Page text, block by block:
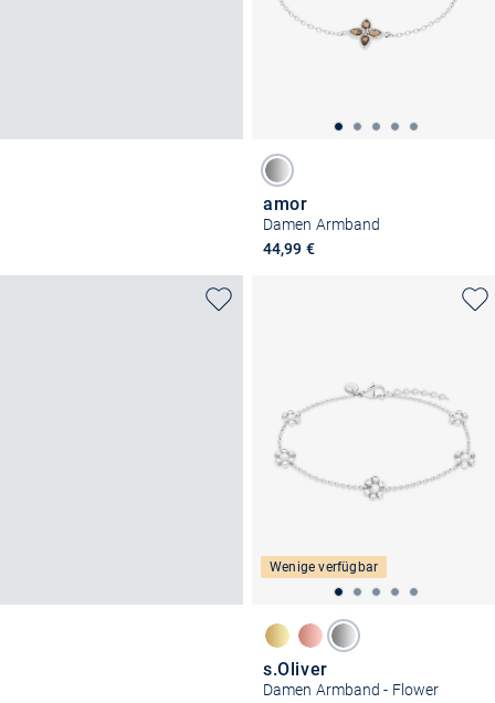
amor
Damen Armband
44,99 €
Wenige verfügbar
s.Oliver
Damen Armband - Flower